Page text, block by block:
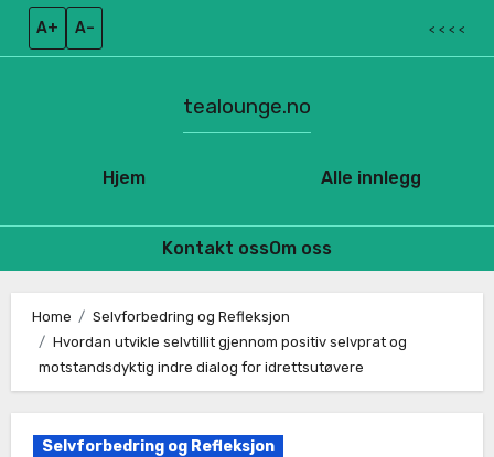
A+ A– < < < <
Hjem
tealounge.no
Alle innlegg
Kontakt ossOm oss
content
Home
Selvforbedring og Refleksjon
Hvordan utvikle selvtillit gjennom positiv selvprat og
motstandsdyktig indre dialog for idrettsutøvere
Selvforbedring og Refleksjon